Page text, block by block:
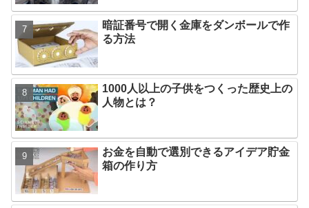
暗証番号で開く金庫をダンボールで作
る方法
1000人以上の子供をつくった歴史上の
人物とは？
お金を自動で選別できるアイデア貯金
箱の作り方